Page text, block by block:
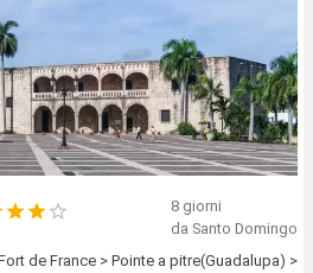
8 giorni
da Santo Domingo
de France > Pointe a pitre(Guadalupa) >